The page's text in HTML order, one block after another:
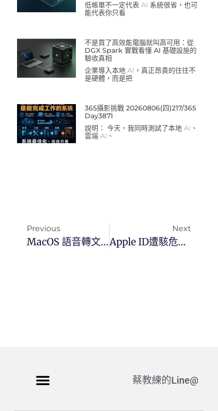
低帳單不一定代表 AI 系統很省，也可
能代表你只看
不是買了高效能電腦就叫高可用：從
DGX Spark 實戰看懂 AI 基礎設施的
驗收真相
企業導入本地 AI，真正昂貴的往往不
是硬體，而是把
365攝影挑戰 20260806(四)217/365
Day3871
說明： 今天，我同時測試了本地 AI、
雲端 AI、
Previous
MacOS 語音轉文字神器：mlx-Whisper 安裝教學與 Apple Silicon 效能極致優化指南
Next
Apple ID遭駭危機 揭露電子錢包詐騙新招
蔡教練的Line@